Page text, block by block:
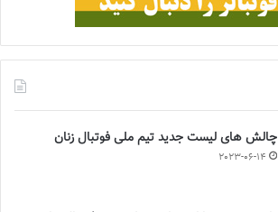
چالش هاى ليست جدید تيم ملى فوتبال زنان
2023-06-14